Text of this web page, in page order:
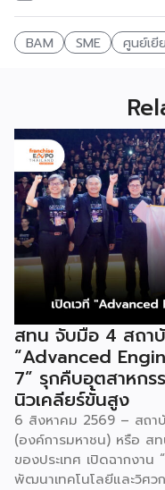
BAM SME ศูนย์เยี
สทน จับมือ 4 สถา
“Advanced
7” รุกคืบอุตสาหก
นิวเคลียร์ขั้นสูง
6 สิงหาคม 2569 – สถา
(องค์การมหาชน) หรือ ส
ของประเทศ เปิดฉากงาน
พัฒนาเทคโนโลยีและวิศ